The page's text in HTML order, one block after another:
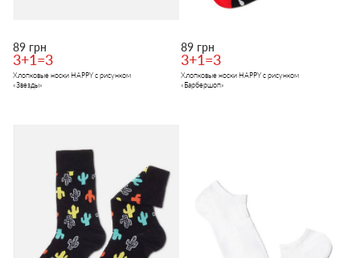
89 грн
3+1=3
Хлопковые носки HAPPY с рисунком
«Звезды»
89 грн
3+1=3
Хлопковые носки HAPPY с рисунком
«Барбершоп»